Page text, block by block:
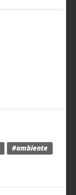
#ambiente